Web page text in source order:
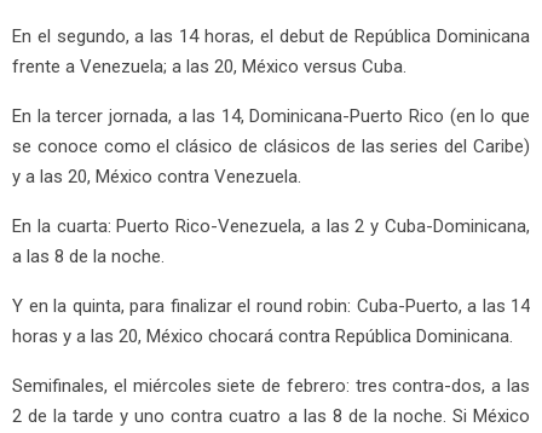
En el segundo, a las 14 horas, el debut de República Dominicana
frente a Venezuela; a las 20, México versus Cuba.
En la tercer jornada, a las 14, Dominicana-Puerto Rico (en lo que
se conoce como el clásico de clásicos de las series del Caribe)
y a las 20, México contra Venezuela.
En la cuarta: Puerto Rico-Venezuela, a las 2 y Cuba-Dominicana,
a las 8 de la noche.
Y en la quinta, para finalizar el round robin: Cuba-Puerto, a las 14
horas y a las 20, México chocará contra República Dominicana.
Semifinales, el miércoles siete de febrero: tres contra-dos, a las
2 de la tarde y uno contra cuatro a las 8 de la noche. Si México